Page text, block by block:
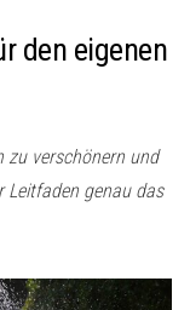
den eigenen
zu verschönern und
Leitfaden genau das